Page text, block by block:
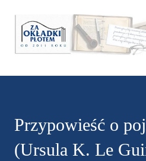
Przejdź do
Przypowieść o
(Ursula K. Le